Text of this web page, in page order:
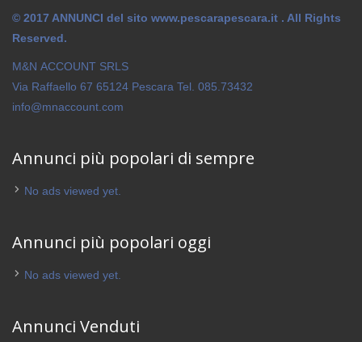
© 2017 ANNUNCI del sito www.pescarapescara.it . All Rights
Reserved.
M&N ACCOUNT SRLS
Via Raffaello 67 65124 Pescara Tel. 085.73432
info@mnaccount.com
Annunci più popolari di sempre
No ads viewed yet.
Annunci più popolari oggi
No ads viewed yet.
Annunci Venduti